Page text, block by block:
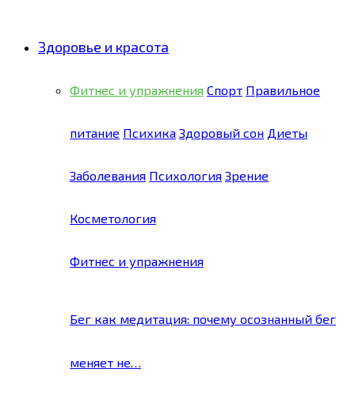
Здоровье и красота
Фитнес и упражнения Спорт Правильное
питание Психика Здоровый сон Диеты
Заболевания Психология Зрение
Косметология
Фитнес и упражнения
Бег как медитация: почему осознанный бег
меняет не…